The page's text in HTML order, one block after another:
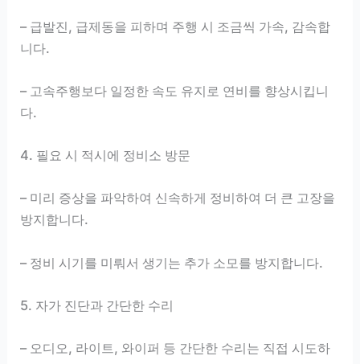
– 급발진, 급제동을 피하며 주행 시 조금씩 가속, 감속합
니다.
– 고속주행보다 일정한 속도 유지로 연비를 향상시킵니
다.
4. 필요 시 적시에 정비소 방문
– 미리 증상을 파악하여 신속하게 정비하여 더 큰 고장을
방지합니다.
– 정비 시기를 미뤄서 생기는 추가 소모를 방지합니다.
5. 자가 진단과 간단한 수리
– 오디오, 라이트, 와이퍼 등 간단한 수리는 직접 시도하